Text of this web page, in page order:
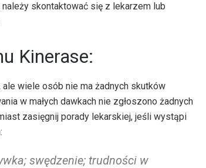
skontaktować się z lekarzem lub
Kinerase:
wiele osób nie ma żadnych skutków
w małych dawkach nie zgłoszono żadnych
zasięgnij porady lekarskiej, jeśli wystąpi
swędzenie; trudności w